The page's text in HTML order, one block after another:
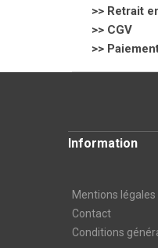
>> Retrait
>> CGV
>>
Information
Mentions légales
Contact
Conditions